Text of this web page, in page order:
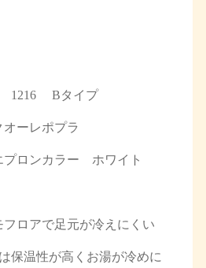
Bタイプ
ーレポプラ
ロンカラー ホワイト
ロアで足元が冷えにくい
温性が高くお湯が冷めに